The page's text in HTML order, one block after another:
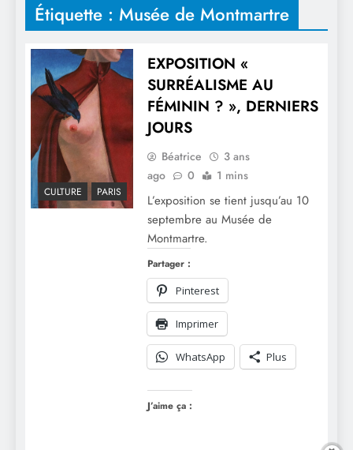
Étiquette : Musée de Montmartre
CULTURE PARIS
EXPOSITION «
SURRÉALISME AU
FÉMININ ? », DERNIERS
JOURS
Béatrice
3 ans
ago
0 1 mins
L’exposition se tient jusqu’au 10
septembre au Musée de
Montmartre.
Partager :
Pinterest
Imprimer
WhatsApp Plus
J’aime ça :